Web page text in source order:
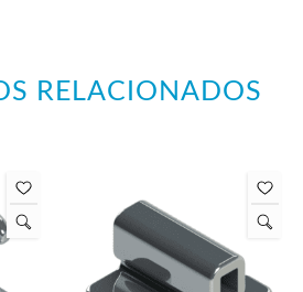
RELACIONADOS